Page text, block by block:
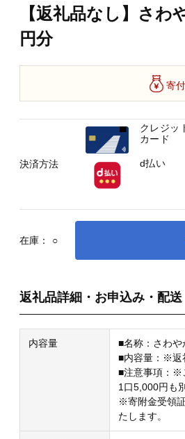
【返礼品なし】さわ
円分
寄
在庫： ○
返礼品詳細・お申込み・配送
内容量
■名称：さわや
■内容量：※返
■注意事項：※
1口5,000円も
※寄附金受領
たします。
決済方法
クレジッ
カード
d払い